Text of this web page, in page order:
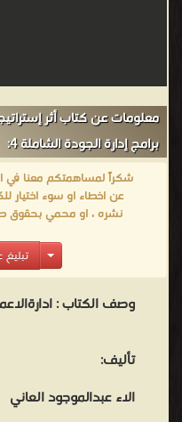
معلومات عن كتاب أثر
برامج إدارة الجودة الشاملة 4:
شكراً لمساهمتكم معنا في
عن اخطاء او سوء اختيار
نشره ، او محمي بحقوق
وصف الكتاب :
تأليف:
الاء عبدالموجود العاني